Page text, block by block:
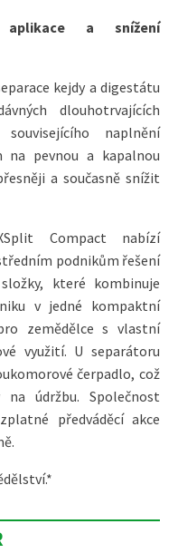
aplikace a snížení
kejdy a digestátu
dlouhotrvajících
naplnění
na pevnou a kapalnou
a současně snížit
Compact nabízí
podnikům řešení
které kombinuje
v jedné kompaktní
zemědělce s vlastní
využití. U separátoru
čerpadlo, což
údržbu. Společnost
předváděcí akce